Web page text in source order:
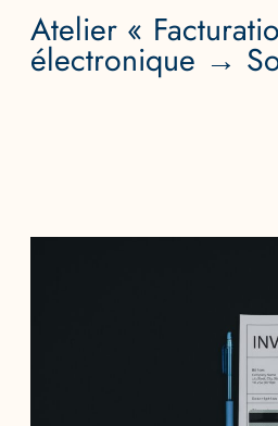
Atelier «
électronique →